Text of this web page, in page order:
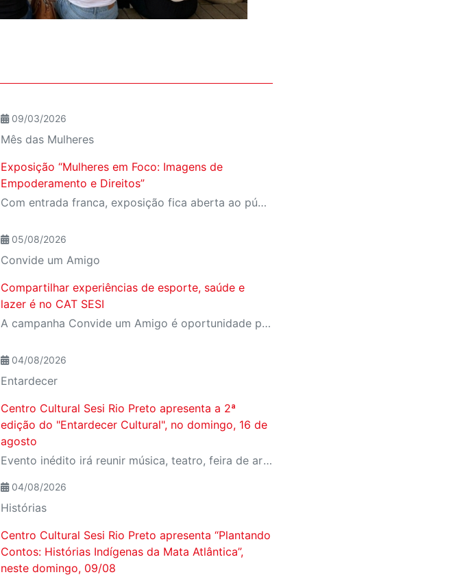
09/03/2026
Mês das Mulheres
Exposição “Mulheres em Foco: Imagens de
Empoderamento e Direitos”
Com entrada franca, exposição fica aberta ao público de quarta a domingo, no Centro Cultural SESI Rio Preto
05/08/2026
Convide um Amigo
Compartilhar experiências de esporte, saúde e
lazer é no CAT SESI
A campanha Convide um Amigo é oportunidade para reunir amigos para aproveitar juntos toda estrutura da unidade SESI-SP mais próxima. Os benefícios para clientes e convidados estão no regulamento.
04/08/2026
Entardecer
Centro Cultural Sesi Rio Preto apresenta a 2ª
edição do "Entardecer Cultural", no domingo, 16 de
agosto
Evento inédito irá reunir música, teatro, feira de artesanato, gastronomia, espaço kids e muito mais, com entrada gratuita
04/08/2026
Histórias
Centro Cultural Sesi Rio Preto apresenta “Plantando
Contos: Histórias Indígenas da Mata Atlântica”,
neste domingo, 09/08